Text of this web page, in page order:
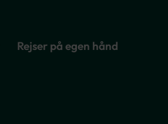
Rejser på egen hånd